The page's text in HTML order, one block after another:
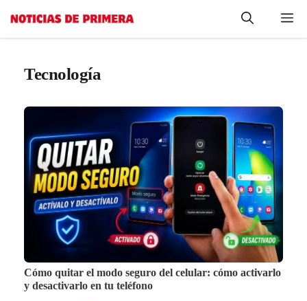
Saltar
Tecnología
Cómo quitar el modo seguro del celular: cómo activarlo
y desactivarlo en tu teléfono